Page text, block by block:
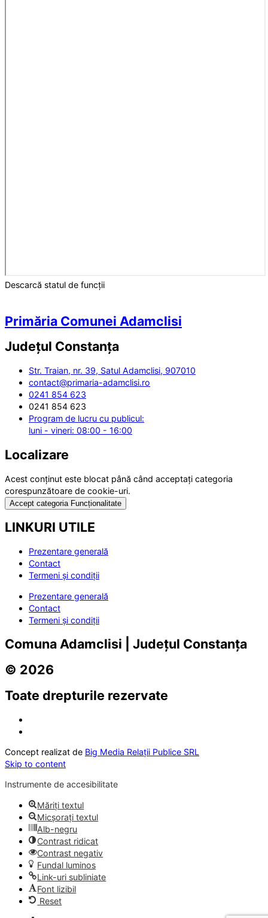
Descarcă statul de funcții
Primăria Comunei Adamclisi
Județul Constanța
Str. Traian, nr. 39, Satul Adamclisi, 907010
contact@primaria-adamclisi.ro
0241 854 623
0241 854 623
Program de lucru cu publicul:
luni - vineri: 08:00 - 16:00
Localizare
Acest conținut este blocat până când acceptați categoria
corespunzătoare de cookie-uri.
Accept categoria Funcționalitate
LINKURI UTILE
Prezentare generală
Contact
Termeni și condiții
Prezentare generală
Contact
Termeni și condiții
Comuna Adamclisi | Județul Constanța
© 2026
Toate drepturile rezervate
Concept realizat de Big Media Relații Publice SRL
Skip to content
Instrumente de accesibilitate
Măriți textul
Micșorați textul
Alb-negru
Contrast ridicat
Contrast negativ
Fundal luminos
Link-uri subliniate
Font lizibil
Reset